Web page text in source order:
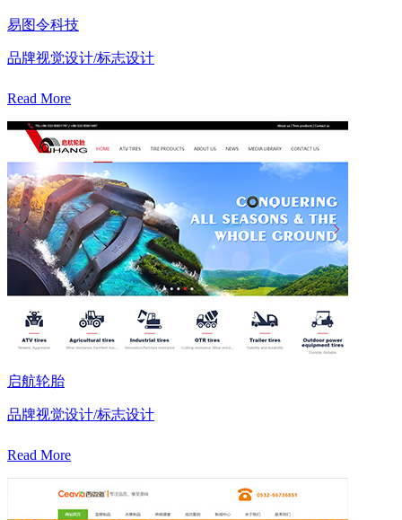
易图令科技
品牌视觉设计/标志设计
Read More
启航轮胎
品牌视觉设计/标志设计
Read More